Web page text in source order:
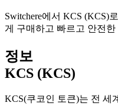
Switchere에서 KCS (KCS)
게 구매하고 빠르고 안전
정보
KCS (KCS)
KCS(쿠코인 토큰)는 전 세